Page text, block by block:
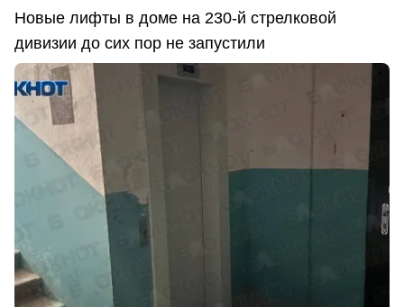
Новые лифты в доме на 230-й стрелковой
дивизии до сих пор не запустили